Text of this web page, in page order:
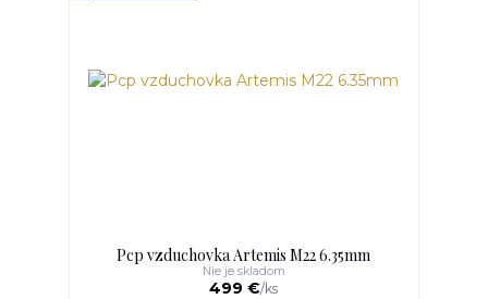
Pcp vzduchovka Artemis M22 6.35mm
499 €/ks
Nie je skladom